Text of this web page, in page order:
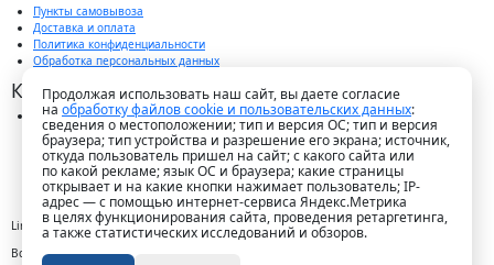
Пункты самовывоза
Доставка и оплата
Политика конфиденциальности
Обработка персональных данных
Контакты
г. Краснодар, пос. Победитель, ул. Быстрая, 11/1а
8-989-265-35-35 (звонок бесплатный)
Пн-Пт 9.00 — 18.00
office@lirapack.com
Посмотреть на карте
Lirapack ©2026 Все права защищены.
Все торговые марки принадлежат их владельцам
Продолжая использовать наш сайт, вы даете согласие
на обработку файлов cookie и пользовательских данных:
сведения о местоположении; тип и версия ОС; тип и версия
браузера; тип устройства и разрешение его экрана; источник,
откуда пользователь пришел на сайт; с какого сайта или
по какой рекламе; язык ОС и браузера; какие страницы
открывает и на какие кнопки нажимает пользователь; IP-
адрес — с помощью интернет-сервиса Яндекс.Метрика
в целях функционирования сайта, проведения ретаргетинга,
а также статистических исследований и обзоров.